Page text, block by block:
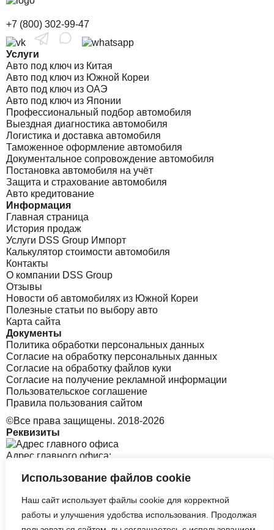
Использование файлов cookie
Наш сайт использует файлы cookie для корректной
работы и улучшения удобства использования. Продолжая
+7 (800) 302-99-47
Услуги
Авто под ключ из Китая
Авто под ключ из Южной Кореи
Авто под ключ из ОАЭ
Авто под ключ из Японии
Профессиональный подбор автомобиля
Выездная диагностика автомобиля
Логистика и доставка автомобиля
Таможенное оформление автомобиля
Документальное сопровождение автомобиля
Постановка автомобиля на учёт
Защита и страхование автомобиля
Авто кредитование
Информация
Главная страница
История продаж
Услуги DSS Group Импорт
Калькулятор стоимости автомобиля
Контакты
О компании DSS Group
Отзывы
Новости об автомобилях из Южной Кореи
Полезные статьи по выбору авто
Карта сайта
Документы
Политика обработки персональных данных
Согласие на обработку персональных данных
Согласие на обработку файлов куки
Согласие на получение рекламной информации
Пользовательское соглашение
Правила пользования сайтом
©Все права защищены. 2018-2026
Реквизиты
Адрес главного офиса:
Адрес офиса в Корее: